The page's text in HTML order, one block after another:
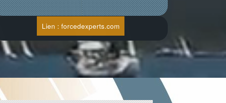
Lien : forcedexperts.com